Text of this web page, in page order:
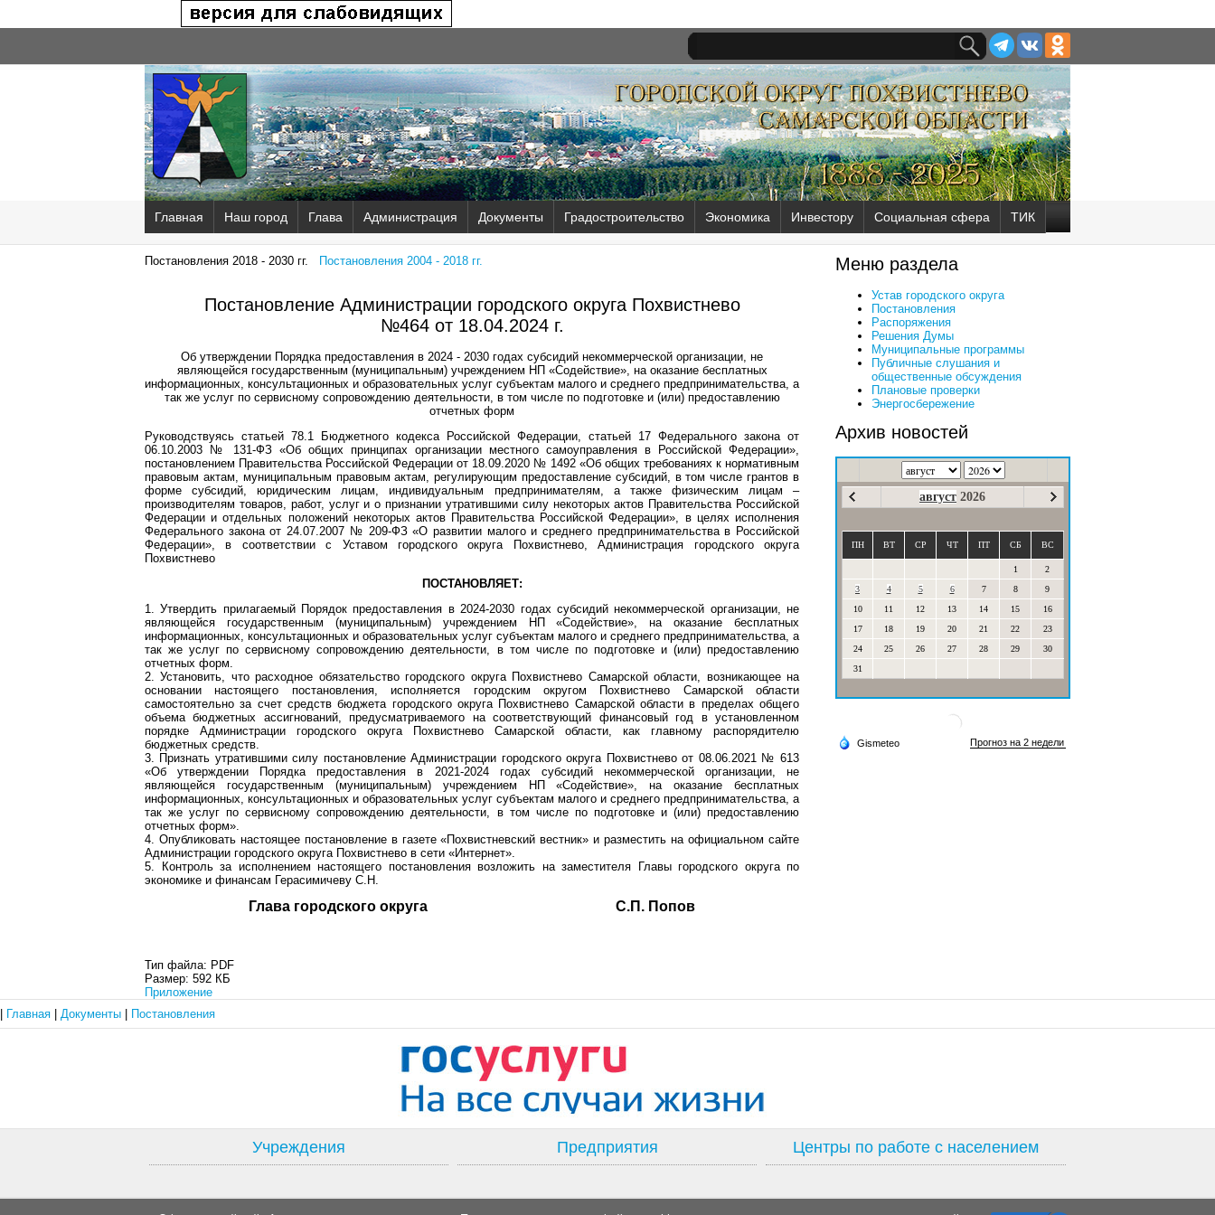
Главная Наш город Глава Администрация Документы Градостроительство Экономика Инвестору Социальная сфера ТИК
Постановления 2018 - 2030 гг. Постановления 2004 - 2018 гг.
Постановление Администрации городского округа Похвистнево
№464 от 18.04.2024 г.
Об утверждении Порядка предоставления в 2024 - 2030 годах субсидий некоммерческой организации, не
являющейся государственным (муниципальным) учреждением НП «Содействие», на оказание бесплатных
информационных, консультационных и образовательных услуг субъектам малого и среднего предпринимательства, а
так же услуг по сервисному сопровождению деятельности, в том числе по подготовке и (или) предоставлению
отчетных форм
Руководствуясь статьей 78.1 Бюджетного кодекса Российской Федерации, статьей 17 Федерального закона от
06.10.2003 № 131-ФЗ «Об общих принципах организации местного самоуправления в Российской Федерации»,
постановлением Правительства Российской Федерации от 18.09.2020 № 1492 «Об общих требованиях к нормативным
правовым актам, муниципальным правовым актам, регулирующим предоставление субсидий, в том числе грантов в
форме субсидий, юридическим лицам, индивидуальным предпринимателям, а также физическим лицам –
производителям товаров, работ, услуг и о признании утратившими силу некоторых актов Правительства Российской
Федерации и отдельных положений некоторых актов Правительства Российской Федерации», в целях исполнения
Федерального закона от 24.07.2007 № 209-ФЗ «О развитии малого и среднего предпринимательства в Российской
Федерации», в соответствии с Уставом городского округа Похвистнево, Администрация городского округа
Похвистнево
ПОСТАНОВЛЯЕТ:
1. Утвердить прилагаемый Порядок предоставления в 2024-2030 годах субсидий некоммерческой организации, не
являющейся государственным (муниципальным) учреждением НП «Содействие», на оказание бесплатных
информационных, консультационных и образовательных услуг субъектам малого и среднего предпринимательства, а
так же услуг по сервисному сопровождению деятельности, в том числе по подготовке и (или) предоставлению
отчетных форм.
2. Установить, что расходное обязательство городского округа Похвистнево Самарской области, возникающее на
основании настоящего постановления, исполняется городским округом Похвистнево Самарской области
самостоятельно за счет средств бюджета городского округа Похвистнево Самарской области в пределах общего
объема бюджетных ассигнований, предусматриваемого на соответствующий финансовый год в установленном
порядке Администрации городского округа Похвистнево Самарской области, как главному распорядителю
бюджетных средств.
3. Признать утратившими силу постановление Администрации городского округа Похвистнево от 08.06.2021 № 613
«Об утверждении Порядка предоставления в 2021-2024 годах субсидий некоммерческой организации, не
являющейся государственным (муниципальным) учреждением НП «Содействие», на оказание бесплатных
информационных, консультационных и образовательных услуг субъектам малого и среднего предпринимательства, а
так же услуг по сервисному сопровождению деятельности, в том числе по подготовке и (или) предоставлению
отчетных форм».
4. Опубликовать настоящее постановление в газете «Похвистневский вестник» и разместить на официальном сайте
Администрации городского округа Похвистнево в сети «Интернет».
5. Контроль за исполнением настоящего постановления возложить на заместителя Главы городского округа по
экономике и финансам Герасимичеву С.Н.
Глава городского округа С.П. Попов
Тип файла: PDF
Размер: 592 КБ
Приложение
Меню раздела
Устав городского округа
Постановления
Распоряжения
Решения Думы
Муниципальные программы
Публичные слушания и
общественные обсуждения
Плановые проверки
Энергосбережение
Архив новостей
август 2026
ПН ВТ СР ЧТ ПТ СБ ВС
1
2
3
4 5 6 7 8
9
10
11 12 13 14 15
16
17
18 19 20 21 22
23
24
25 26 27 28 29
30
31
Главная Документы Постановления
Учреждения Предприятия Центры по работе с населением